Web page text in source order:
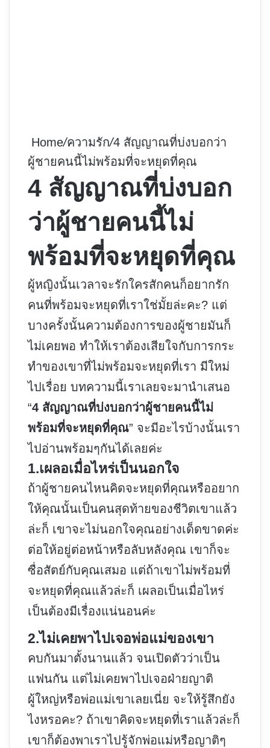
Home/ความรัก/4 สัญญาณที่บ่งบอกว่า
ผู้ชายคนนี้ไม่พร้อมที่จะหยุดที่คุณ
4 สัญญาณที่บ่งบอก
ว่าผู้ชายคนนี้ไม่
พร้อมที่จะหยุดที่คุณ
ผู้หญิงนั้นเวลาจะรักใครสักคนก็อยากรัก
คนที่พร้อมจะหยุดที่เราใช่มั้ยล่ะคะ? แต่
บางครั้งนั้นความต้องการของผู้ชายมันก็
ไม่เคยพอ ทำให้เราต้องเสียใจกับการกระ
ทำของเขาที่ไม่พร้อมจะหยุดที่เรา มีใหม่
ไปเรื่อย บทความนี้เราเลยจะมานำเสนอ
“4 สัญญาณที่บ่งบอกว่าผู้ชายคนนี้ไม่
พร้อมที่จะหยุดที่คุณ” จะมีอะไรบ้างนั้นเรา
ไปอ่านพร้อมๆกันได้เลยค่ะ
1.เผลอเมื่อไหร่เป็นนอกใจ
ถ้าผู้ชายคนไหนคิดจะหยุดที่คุณหรืออยาก
ให้คุณนั้นเป็นคนสุดท้ายของชีวิตเขาแล้ว
ล่ะก็ เขาจะไม่นอกใจคุณอย่างเด็ดขาดค่ะ
ต่อให้อยู่ต่อหน้าหรือลับหลังคุณ เขาก็จะ
ซื่อสัตย์กับคุณเสมอ แต่ถ้าเขาไม่พร้อมที่
จะหยุดที่คุณแล้วล่ะก็ เผลอเป็นเมื่อไหร่
เป็นต้องมีเรื่องแน่นอนค่ะ
2.ไม่เคยพาไปเจอพ่อแม่ของเขา
คบกันมาตั้งนานแล้ว จนเปิดตัวว่าเป็น
แฟนกัน แต่ไม่เคยพาไปเจอฝ่ายญาติ
ผู้ใหญ่หรือพ่อแม่เขาเลยเนี่ย จะให้รู้สึกยัง
ไงหรอคะ? ถ้าเขาคิดจะหยุดที่เราแล้วล่ะก็
เขาก็ต้องพาเราไปรู้จักพ่อแม่หรือญาติๆ